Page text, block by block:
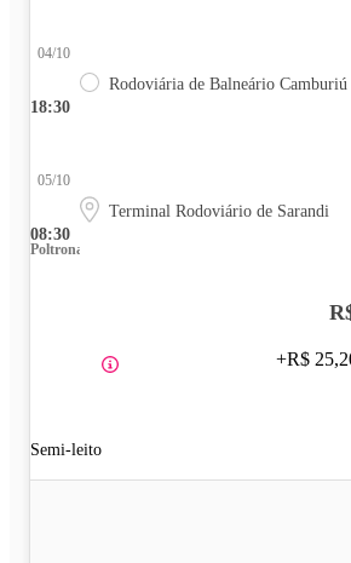
18:30
04/10
Rodoviária de Balneário Camburiú
08:30
05/10
Terminal Rodoviário de Sarandi
Poltrona
Semi-leito
+R$